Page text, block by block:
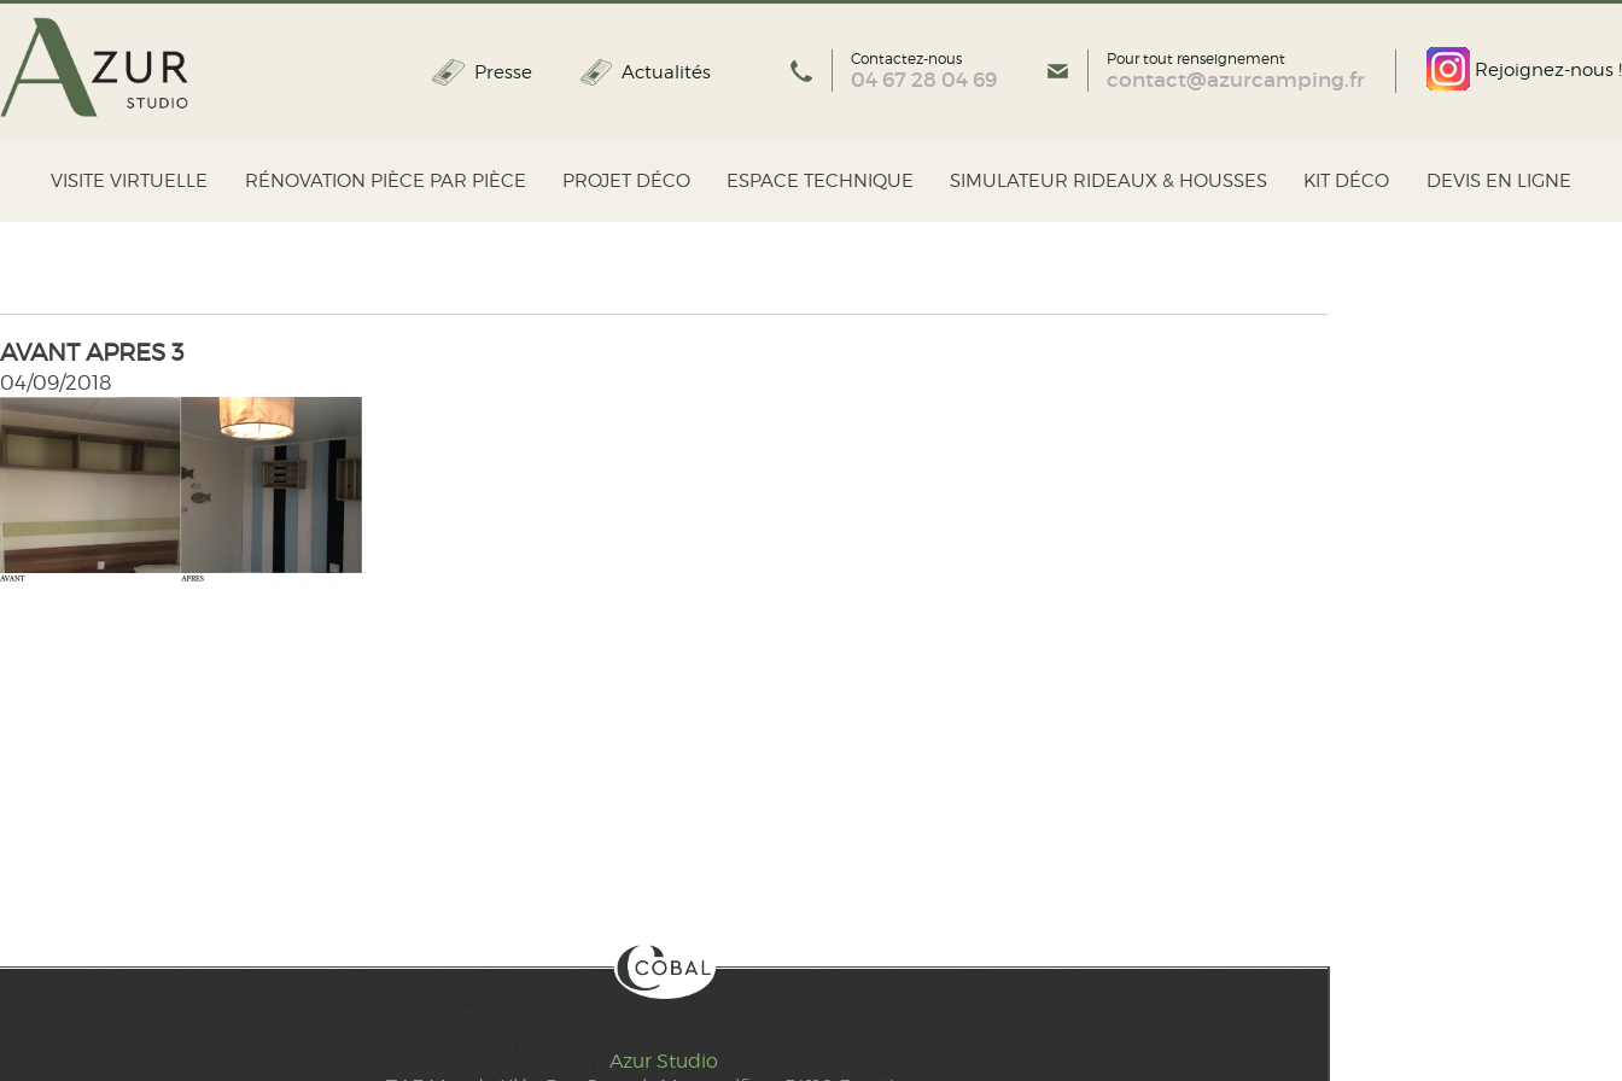
Rejoignez-nous !
Pour tout renseignement
contact@azurcamping.fr
Contactez-nous
04 67 28 04 69
Presse Actualités
VISITE VIRTUELLE RÉNOVATION PIÈCE PAR PIÈCE PROJET DÉCO ESPACE TECHNIQUE SIMULATEUR RIDEAUX & HOUSSES KIT DÉCO DEVIS EN LIGNE
AVANT APRES 3
04/09/2018
Azur Studio